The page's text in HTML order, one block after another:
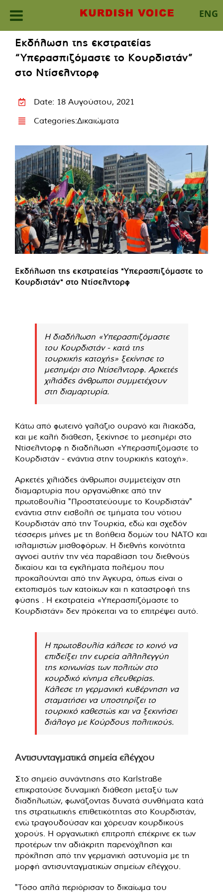
ENG
content
Εκδήλωση της εκστρατείας
“Υπερασπιζόμαστε το Κουρδιστάν”
στο Ντίσελντορφ
Date: 18 Αυγούστου, 2021
Categories:Δικαιώματα
Εκδήλωση της εκστρατείας "Υπερασπιζόμαστε το
Κουρδιστάν" στο Ντίσελντορφ
Η διαδήλωση «Υπερασπιζόμαστε
του Κουρδιστάν - κατά της
τουρκικής κατοχής» ξεκίνησε το
μεσημέρι στο Ντίσελντορφ. Αρκετές
χιλιάδες άνθρωποι συμμετέχουν
στη διαμαρτυρία.
Κάτω από φωτεινό γαλάζιο ουρανό και λιακάδα,
και με καλή διάθεση, ξεκίνησε το μεσημέρι στο
Ντίσελντορφ η διαδήλωση «Υπερασπιζόμαστε το
Κουρδιστάν - ενάντια στην τουρκικής κατοχή».
Αρκετές χιλιάδες άνθρωποι συμμετείχαν στη
διαμαρτυρία που οργανώθηκε από την
πρωτοβουλία "Προστατεύουμε το Κουρδιστάν"
ενάντια στην εισβολή σε τμήματα του νότιου
Κουρδιστάν από την Τουρκία, εδώ και σχεδόν
τέσσερις μήνες με τη βοήθεια δομών του ΝΑΤΟ και
ισλαμιστών μισθοφόρων. Η διεθνής κοινότητα
αγνοεί αυτήν την νέα παραβίαση του διεθνούς
δικαίου και τα εγκλήματα πολέμου που
προκαλούνται από την Άγκυρα, όπως είναι ο
εκτοπισμός των κατοίκων και η καταστροφή της
φύσης . Η εκστρατεία «Υπερασπιζόμαστε το
Κουρδιστάν» δεν πρόκειται να το επιτρέψει αυτό.
Η πρωτοβουλία κάλεσε το κοινό να
επιδείξει την ευρεία αλληλεγγύη
της κοινωνίας των πολιτών στο
κουρδικό κίνημα ελευθερίας.
Κάλεσε τη γερμανική κυβέρνηση να
σταματήσει να υποστηρίζει το
τουρκικό καθεστώς και να ξεκινήσει
διάλογο με Κούρδους πολιτικούς.
Αντισυνταγματικά σημεία ελέγχου
Στο σημείο συνάντησης στο Karlstraße
επικρατούσε δυναμική διάθεση μεταξύ των
διαδηλωτών, φωνάζοντας δυνατά συνθήματα κατά
της στρατιωτικής επιθετικότητας στο Κουρδιστάν,
ενώ τραγουδούσαν και χόρευαν κουρδικούς
χορούς. Η οργανωτική επιτροπή επέκρινε εκ των
προτέρων την αδιάκριτη παρενόχληση και
πρόκληση από την γερμανική αστυνομία με τη
μορφή αντισυνταγματικών σημείων ελέγχου.
"Τόσο απλά περιόρισαν το δικαίωμα του